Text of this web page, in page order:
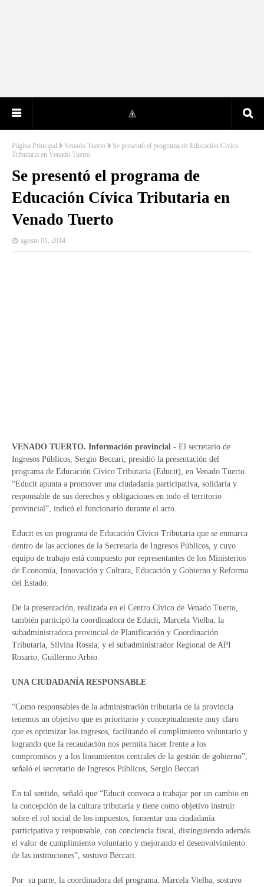
Página Principal Venado Tuerto
Se presentó el programa de Educación Cívica
Tributaria en Venado Tuerto
Se presentó el programa de
Educación Cívica Tributaria en
Venado Tuerto
agosto 01, 2014
VENADO TUERTO. Información provincial - El secretario de
Ingresos Públicos, Sergio Beccari, presidió la presentación del
programa de Educación Cívico Tributaria (Educit), en Venado Tuerto.
“Educit apunta a promover una ciudadanía participativa, solidaria y
responsable de sus derechos y obligaciones en todo el territorio
provincial”, indicó el funcionario durante el acto.
Educit es un programa de Educación Cívico Tributaria que se enmarca
dentro de las acciones de la Secretaría de Ingresos Públicos, y cuyo
equipo de trabajo está compuesto por representantes de los Ministerios
de Economía, Innovación y Cultura, Educación y Gobierno y Reforma
del Estado.
De la presentación, realizada en el Centro Cívico de Venado Tuerto,
también participó la coordinadora de Educit, Marcela Vielba; la
subadministradora provincial de Planificación y Coordinación
Tributaria, Silvina Rossia; y el subadministrador Regional de API
Rosario, Guillermo Arbio.
UNA CIUDADANÍA RESPONSABLE
“Como responsables de la administración tributaria de la provincia
tenemos un objetivo que es prioritario y conceptualmente muy claro
que es optimizar los ingresos, facilitando el cumplimiento voluntario y
logrando que la recaudación nos permita hacer frente a los
compromisos y a los lineamientos centrales de la gestión de gobierno”,
señaló el secretario de Ingresos Públicos, Sergio Beccari.
En tal sentido, señaló que “Educit convoca a trabajar por un cambio en
la concepción de la cultura tributaria y tiene como objetivo instruir
sobre el rol social de los impuestos, fomentar una ciudadanía
participativa y responsable, con conciencia fiscal, distinguiendo además
el valor de cumplimiento voluntario y mejorando el desenvolvimiento
de las instituciones”, sostuvo Beccari.
Por su parte, la coordinadora del programa, Marcela Vielba, sostuvo